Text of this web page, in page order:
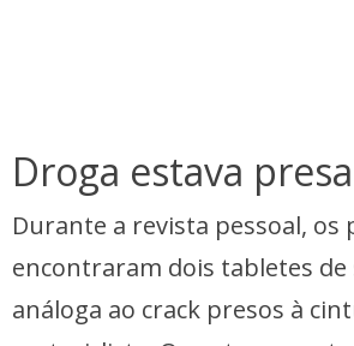
Droga estava
Durante a revista pessoal, os
encontraram dois tabletes de
análoga ao crack presos à